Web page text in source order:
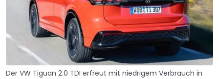
Der VW Tiguan 2.0 TDI erfreut mit niedrigem Verbrauch in